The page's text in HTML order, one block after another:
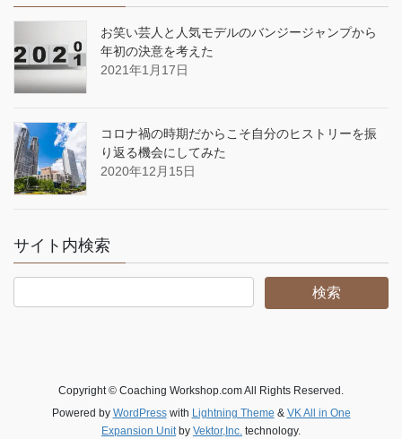
お笑い芸人と人気モデルのバンジージャンプから
年初の決意を考えた
2021年1月17日
コロナ禍の時期だからこそ自分のヒストリーを振
り返る機会にしてみた
2020年12月15日
サイト内検索
Copyright © Coaching Workshop.com All Rights Reserved.
Powered by WordPresswith Lightning Theme & VK All in One
Expansion Unitby Vektor,Inc. technology.